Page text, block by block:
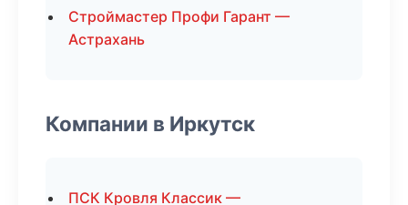
Строймастер Профи Гарант —
Астрахань
Компании в Иркутск
ПСК Кровля Классик —